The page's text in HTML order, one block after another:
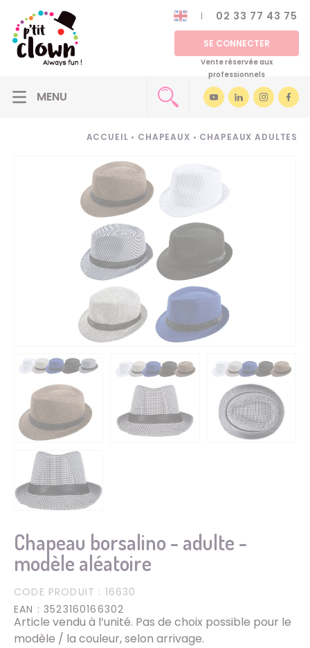
02 33 77 43 75
SE CONNECTER
Vente réservée aux
professionnels
ACCUEIL • CHAPEAUX • CHAPEAUX ADULTES
Chapeau borsalino - adulte -
modèle aléatoire
CODE PRODUIT : 16630
EAN : 3523160166302
Article vendu à l’unité. Pas de choix possible pour le
modèle / la couleur, selon arrivage.